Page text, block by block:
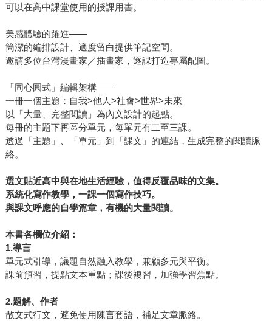
可以在高中課堂使用的授課用書。
美感體驗的躍進——
簡潔的編排設計、適度留白提供筆記空間。
邀請多位台灣漫畫家／插畫家，逐課打造專屬配圖。
「同心圓式」編輯架構——
一冊一個主題：自我>他人>社會>世界>未來
以「大量、完整閱讀」為內文設計的起點。
每冊的主題下再區分單元，每單元有二至三課。
透過「主題」、「單元」到「課文」的連結，生成完整的閱讀脈
絡。
選文貼近高中與在地生活經驗，值得反覆品味的文集。
系統化寫作教學，一課一個寫作技巧。
與課文呼應的自學篇章，有機的大量閱讀。
本書各欄位介紹：
1.導言
單元式引導，議題自然融入教學，兼顧多元與平衡。
課前預習，提點文本重點；課後複習，加強學習焦點。
2.題解、作者
散文式行文，避免使用陳言套語，補足文章脈絡。